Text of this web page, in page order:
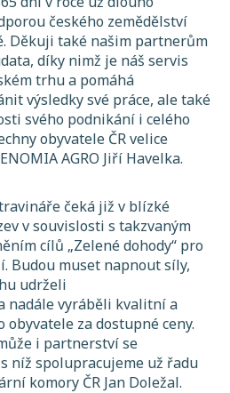
českého zemědělství
Děkuji také našim partnerům
díky nimž je náš servis
trhu a pomáhá
výsledky své práce, ale také
svého podnikání i celého
obyvatele ČR velice
AGRO Jiří Havelka.
čeká již v blízké
v souvislosti s takzvaným
cílů „Zelené dohody“ pro
Budou muset napnout síly,
udrželi
nadále vyráběli kvalitní a
za dostupné ceny.
i partnerství se
níž spolupracujeme už řadu
komory ČR Jan Doležal.